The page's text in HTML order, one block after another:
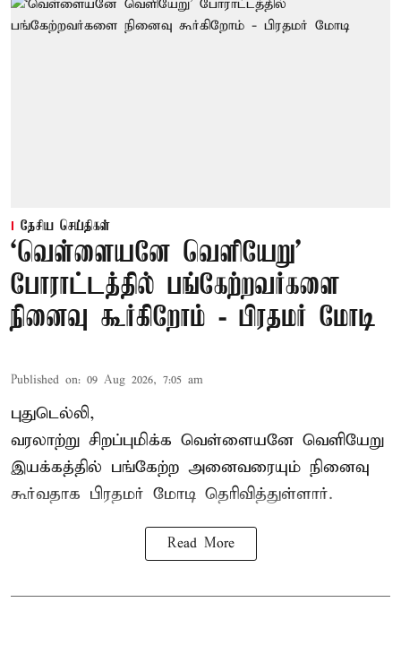
தேசிய செய்திகள்
‘வெள்ளையனே வெளியேறு’
போராட்டத்தில் பங்கேற்றவர்களை
நினைவு கூர்கிறோம் - பிரதமர் மோடி
Published on: 09 Aug 2026, 7:05 am
புதுடெல்லி,
வரலாற்று சிறப்புமிக்க வெள்ளையனே வெளியேறு
இயக்கத்தில் பங்கேற்ற அனைவரையும் நினைவு
கூர்வதாக பிரதமர் மோடி தெரிவித்துள்ளார்.
Read More